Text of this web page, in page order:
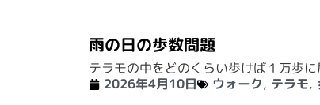
雨の日の歩数問題
テラモの中をどのくらい歩けば１万歩に
2026年4月10日
ウォーク, テラモ,